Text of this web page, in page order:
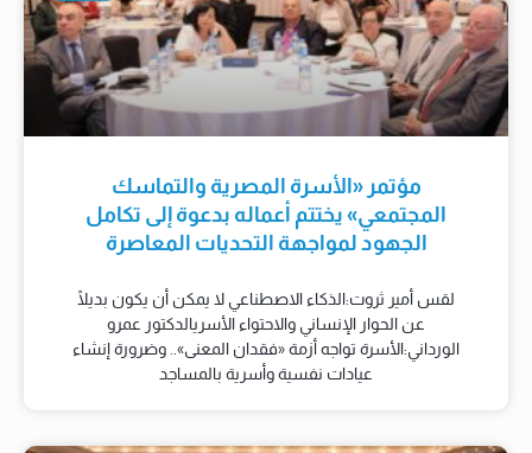
مؤتمر «الأسرة المصرية والتماسك
المجتمعي» يختتم أعماله بدعوة إلى تكامل
الجهود لمواجهة التحديات المعاصرة
لقس أمير ثروت:الذكاء الاصطناعي لا يمكن أن يكون بديلًا
عن الحوار الإنساني والاحتواء الأسريالدكتور عمرو
الورداني:الأسرة تواجه أزمة «فقدان المعنى».. وضرورة إنشاء
عيادات نفسية وأسرية بالمساجد